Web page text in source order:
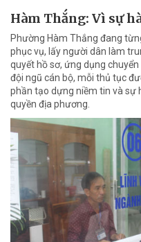
Hàm Thắng: Vì sự
Phường Hàm Thắng đang
phục vụ, lấy người dân làm
quyết hồ sơ, ứng dụng
đội ngũ cán bộ, mỗi thủ tục
phần tạo dựng niềm tin và sự
quyền địa phương.